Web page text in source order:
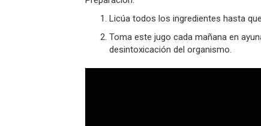
Licúa todos los ingredientes hasta
Toma este jugo cada mañana en
desintoxicación del organismo.